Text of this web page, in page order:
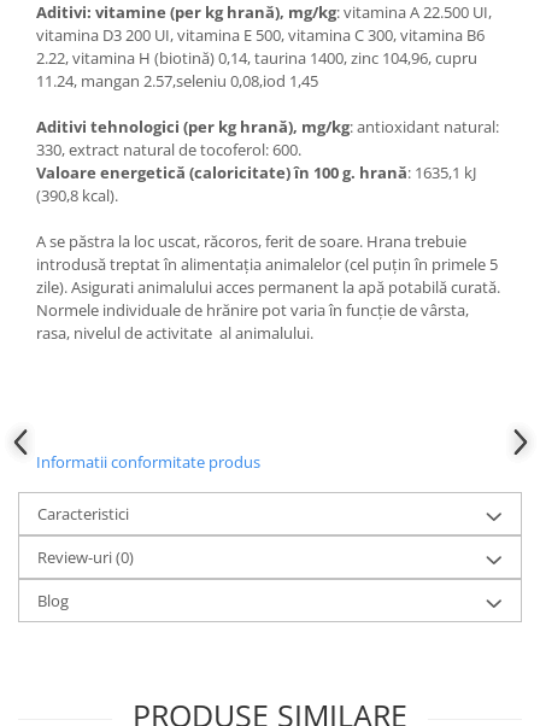
Aditivi: vitamine (per kg hrană), mg/kg: vitamina A 22.500 UI,
vitamina D3 200 UI, vitamina E 500, vitamina C 300, vitamina B6
2.22, vitamina H (biotină) 0,14, taurina 1400, zinc 104,96, cupru
11.24, mangan 2.57,seleniu 0,08,iod 1,45
Aditivi tehnologici (per kg hrană), mg/kg: antioxidant natural:
330, extract natural de tocoferol: 600.
Valoare energetică (caloricitate) în 100 g. hrană: 1635,1 kJ
(390,8 kcal).
A se păstra la loc uscat, răcoros, ferit de soare. Hrana trebuie
introdusă treptat în alimentația animalelor (cel puțin în primele 5
zile). Asigurati animalului acces permanent la apă potabilă curată.
Normele individuale de hrănire pot varia în funcție de vârsta,
rasa, nivelul de activitate al animalului.
Informatii conformitate produs
Caracteristici
Review-uri(0)
Blog
PRODUSE SIMILARE